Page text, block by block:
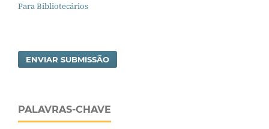
Para Bibliotecários
ENVIAR SUBMISSÃO
PALAVRAS-CHAVE